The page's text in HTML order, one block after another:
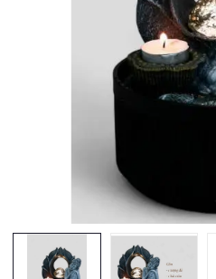
Ngày hết hạn: